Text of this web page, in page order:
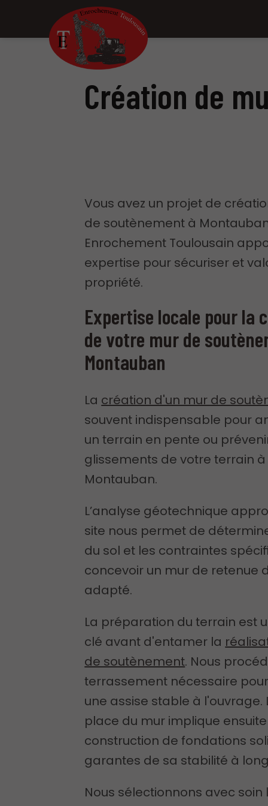
Création de
Vous avez un projet de
de soutènement à
Enrochement Toulousain
expertise pour sécuriser et
propriété.
Expertise locale pour la
de votre mur de
Montauban
La création d'un mur de
souvent indispensable pour
un terrain en pente ou
glissements de votre terrain à
Montauban.
L’analyse géotechnique
site nous permet de
du sol et les contraintes
concevoir un mur de retenue
adapté.
La préparation du terrain est
clé avant d'entamer la
de soutènement. Nous
terrassement nécessaire
une assise stable à l'ouvrage.
place du mur implique
construction de fondations
garantes de sa stabilité à
Nous sélectionnons avec soin